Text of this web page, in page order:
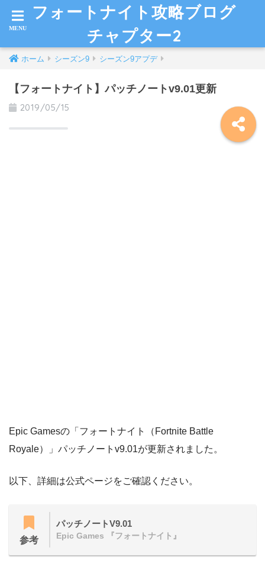
フォートナイト攻略ブログ
チャプター2
ホーム シーズン9 シーズン9アプデ
【フォートナイト】パッチノートv9.01更新
2019/05/15
Epic Gamesの「フォートナイト（Fortnite Battle
Royale）」パッチノートv9.01が更新されました。
以下、詳細は公式ページをご確認ください。
参考
パッチノートV9.01
Epic Games 『フォートナイト』